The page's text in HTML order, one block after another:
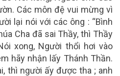
Các môn đệ vui mừng vì
lại nói với các ông : “Bình
Cha đã sai Thầy, thì Thầy
xong, Người thổi hơi vào
hãy nhận lấy Thánh Thần.
thì người ấy được tha ; anh